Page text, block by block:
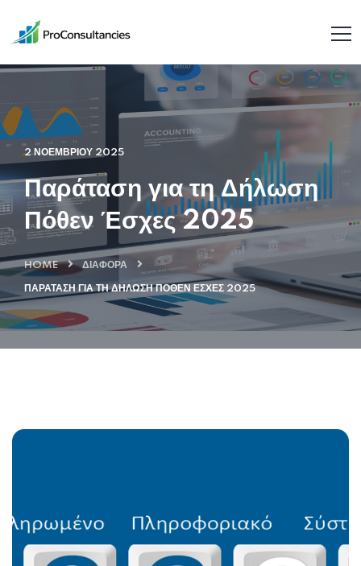
2 ΝΟΕΜΒΡΊΟΥ 2025
Παράταση για τη Δήλωση
Πόθεν Έσχες 2025
HOME ΔΙΆΦΟΡΑ
ΠΑΡΆΤΑΣΗ ΓΙΑ ΤΗ ΔΉΛΩΣΗ ΠΌΘΕΝ ΈΣΧΕΣ 2025